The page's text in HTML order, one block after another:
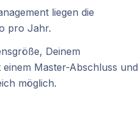
liegen die
pro Jahr.
Deinem
Master-Abschluss und
möglich.